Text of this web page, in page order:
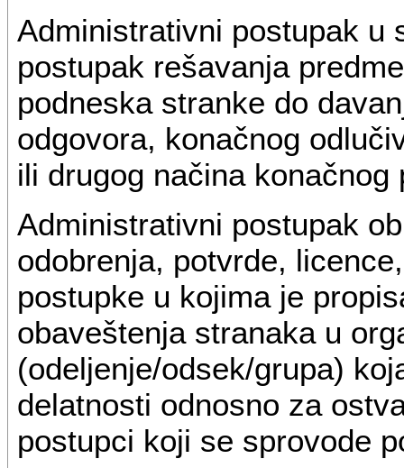
Administrativni postupak u
postupak rešavanja
podneska stranke do
odgovora, konačnog
ili drugog načina
Administrativni postupak
odobrenja, potvrde,
postupke u kojima je
obaveštenja stranaka u
(odeljenje/odsek/grupa)
delatnosti odnosno za
postupci koji se sprovode